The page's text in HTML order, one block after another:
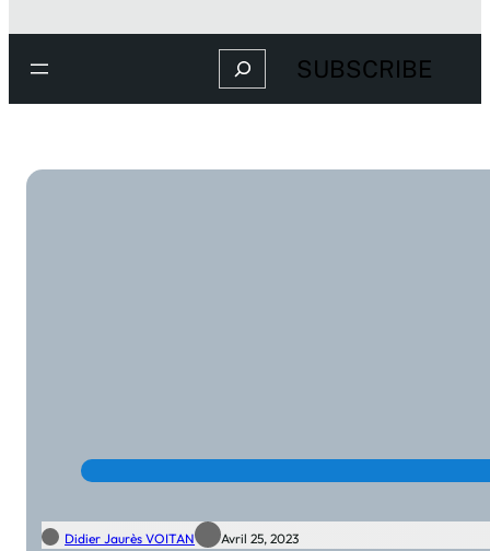
Search SUBSCRIBE
Didier Jaurès VOITAN Avril 25, 2023